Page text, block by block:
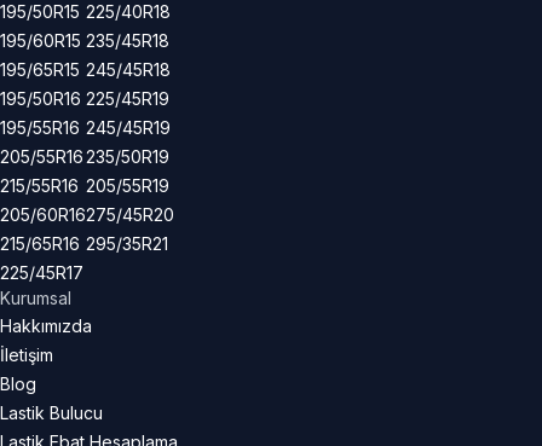
195/50R15
195/60R15
195/65R15
195/50R16
195/55R16
205/55R16
215/55R16
205/60R16
215/65R16
225/45R17
225/40R18
235/45R18
245/45R18
225/45R19
245/45R19
235/50R19
205/55R19
275/45R20
295/35R21
Kurumsal
Hakkımızda
İletişim
Blog
Lastik Bulucu